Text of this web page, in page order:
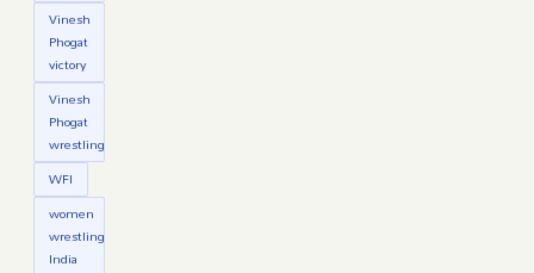
Vinesh
Phogat
victory
Vinesh
Phogat
wrestling
WFI
women
wrestling
India